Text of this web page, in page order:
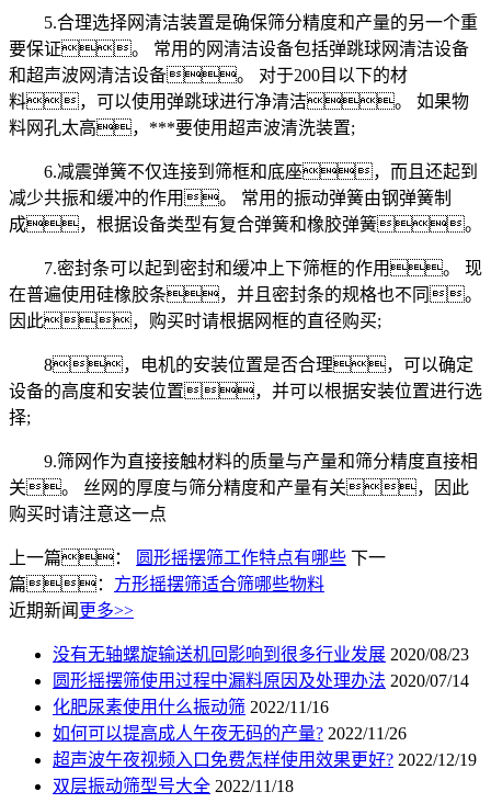
5.合理选择网清洁装置是确保筛分精度和产量的另一个重
要保证。 常用的网清洁设备包括弹跳球网清洁设备
和超声波网清洁设备。 对于200目以下的材
料，可以使用弹跳球进行净清洁。 如果物
料网孔太高，***要使用超声波清洗装置;
6.减震弹簧不仅连接到筛框和底座，而且还起到
减少共振和缓冲的作用。 常用的振动弹簧由钢弹簧制
成，根据设备类型有复合弹簧和橡胶弹簧。
7.密封条可以起到密封和缓冲上下筛框的作用。 现
在普遍使用硅橡胶条，并且密封条的规格也不同。
因此，购买时请根据网框的直径购买;
8，电机的安装位置是否合理，可以确定
设备的高度和安装位置，并可以根据安装位置进行选
择;
9.筛网作为直接接触材料的质量与产量和筛分精度直接相
关。 丝网的厚度与筛分精度和产量有关，因此
购买时请注意这一点
上一篇： 圆形摇摆筛工作特点有哪些 下一
篇： 方形摇摆筛适合筛哪些物料
近期新闻 更多>>
没有无轴螺旋输送机回影响到很多行业发展 2020/08/23
圆形摇摆筛使用过程中漏料原因及处理办法 2020/07/14
化肥尿素使用什么振动筛 2022/11/16
如何可以提高成人午夜无码的产量? 2022/11/26
超声波午夜视频入口免费怎样使用效果更好? 2022/12/19
双层振动筛型号大全 2022/11/18